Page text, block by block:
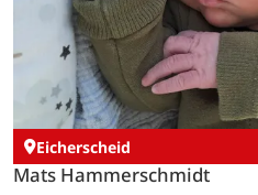
Eicherscheid
Mats Hammerschmidt